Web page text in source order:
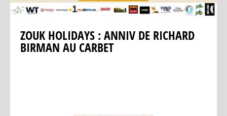
ZOUK HOLIDAYS : ANNIV DE RICHARD
BIRMAN AU CARBET